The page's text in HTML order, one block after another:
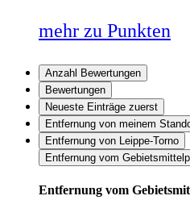
mehr zu Punkten
Anzahl Bewertungen
Bewertungen
Neueste Einträge zuerst
Entfernung von meinem
Entfernung von Leippe-Torno
Entfernung vom
Entfernung vom